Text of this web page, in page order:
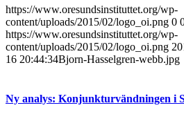
https://www.oresundsinstituttet.org/wp-
content/uploads/2015/02/logo_oi.png 0
https://www.oresundsinstituttet.org/wp-
content/uploads/2015/02/logo_oi.png
16 20:44:34Bjorn-Hasselgren-webb.jpg
Ny analys: Konjunkturvändningen i